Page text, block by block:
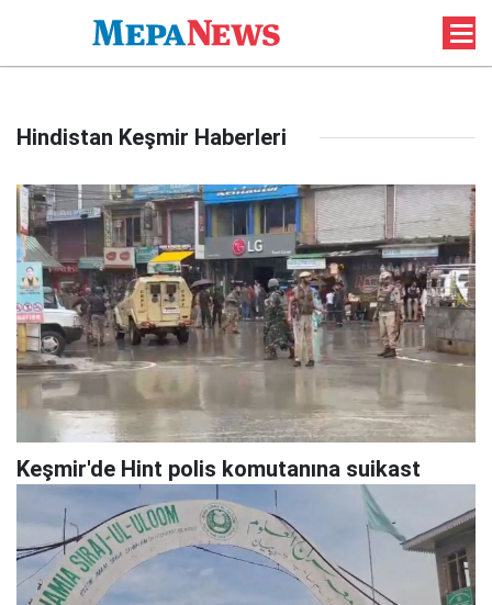
Hindistan Keşmir Haberleri
Keşmir'de Hint polis komutanına suikast